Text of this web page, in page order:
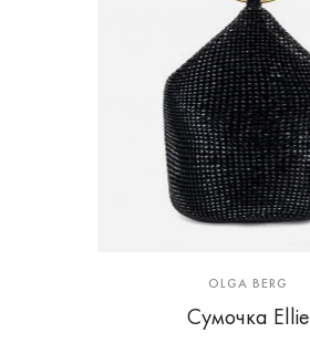
OLGA BERG
Сумочка Ellie